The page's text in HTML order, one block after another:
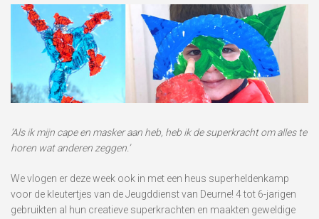
‘Als ik mijn cape en masker aan heb, heb ik de superkracht om alles te
horen wat anderen zeggen.’
We vlogen er deze week ook in met een heus superheldenkamp
voor de kleutertjes van de Jeugddienst van Deurne! 4 tot 6-jarigen
gebruikten al hun creatieve superkrachten en maakten geweldige